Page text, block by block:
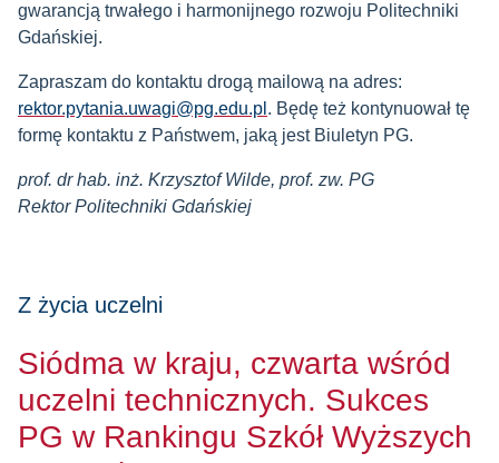
gwarancją trwałego i harmonijnego rozwoju Politechniki
Gdańskiej.
Zapraszam do kontaktu drogą mailową na adres:
rektor.pytania.uwagi@pg.edu.pl . Będę też kontynuował tę
formę kontaktu z Państwem, jaką jest Biuletyn PG.
prof. dr hab. inż. Krzysztof Wilde, prof. zw. PG
Rektor Politechniki Gdańskiej
Z życia uczelni
Siódma w kraju, czwarta wśród
uczelni technicznych. Sukces
PG w Rankingu Szkół Wyższych